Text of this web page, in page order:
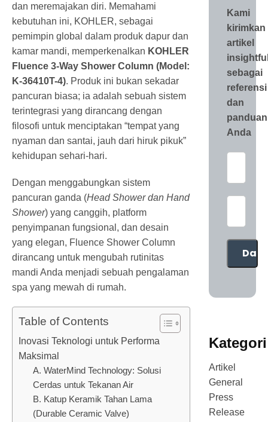
dan meremajakan diri. Memahami
kebutuhan ini, KOHLER, sebagai
pemimpin global dalam produk dapur dan
kamar mandi, memperkenalkan KOHLER
Fluence 3-Way Shower Column (Model:
K-36410T-4). Produk ini bukan sekadar
pancuran biasa; ia adalah sebuah sistem
terintegrasi yang dirancang dengan
filosofi untuk menciptakan “tempat yang
nyaman dan santai, jauh dari hiruk pikuk”
kehidupan sehari-hari.
Dengan menggabungkan sistem
pancuran ganda (Head Shower dan Hand
Shower) yang canggih, platform
penyimpanan fungsional, dan desain
yang elegan, Fluence Shower Column
dirancang untuk mengubah rutinitas
mandi Anda menjadi sebuah pengalaman
spa yang mewah di rumah.
Table of Contents
Inovasi Teknologi untuk Performa
Maksimal
A. WaterMind Technology: Solusi
Cerdas untuk Tekanan Air
B. Katup Keramik Tahan Lama
(Durable Ceramic Valve)
Kami
kirimkan
artikel
sebagai
referensi
dan
panduan
Anda
Kategori
Artikel
General
Press
Release